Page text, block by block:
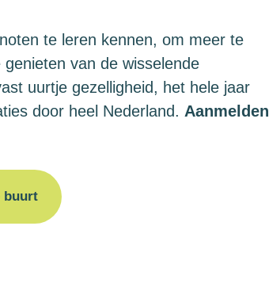
te leren kennen, om meer te
van de wisselende
uurtje gezelligheid, het hele jaar
door heel Nederland. Aanmelden
buurt